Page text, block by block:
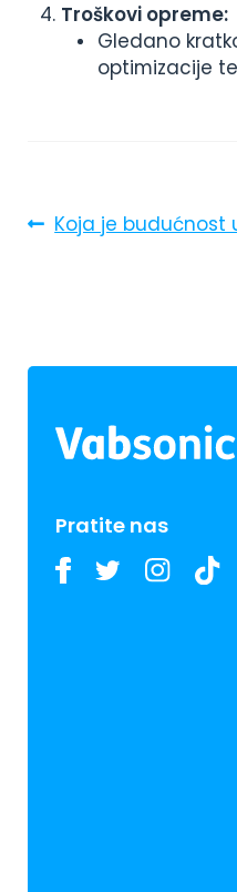
Troškovi opreme:
Gledano
optimizacije
Post
Previous
Koja je budućnost
Pratite nas